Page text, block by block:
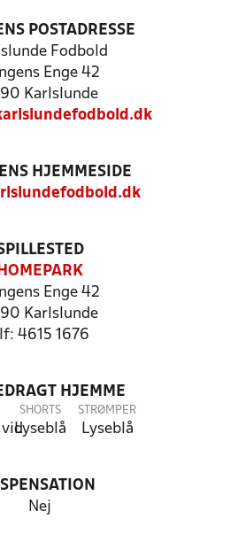
POSTADRESSE
Fodbold
Enge 42
Karlslunde
HJEMMESIDE
HOMEPARK
Enge 42
Karlslunde
4615 1676
HJEMME
SHORTS
Lyseblå
STRØMPER
Lyseblå
Nej